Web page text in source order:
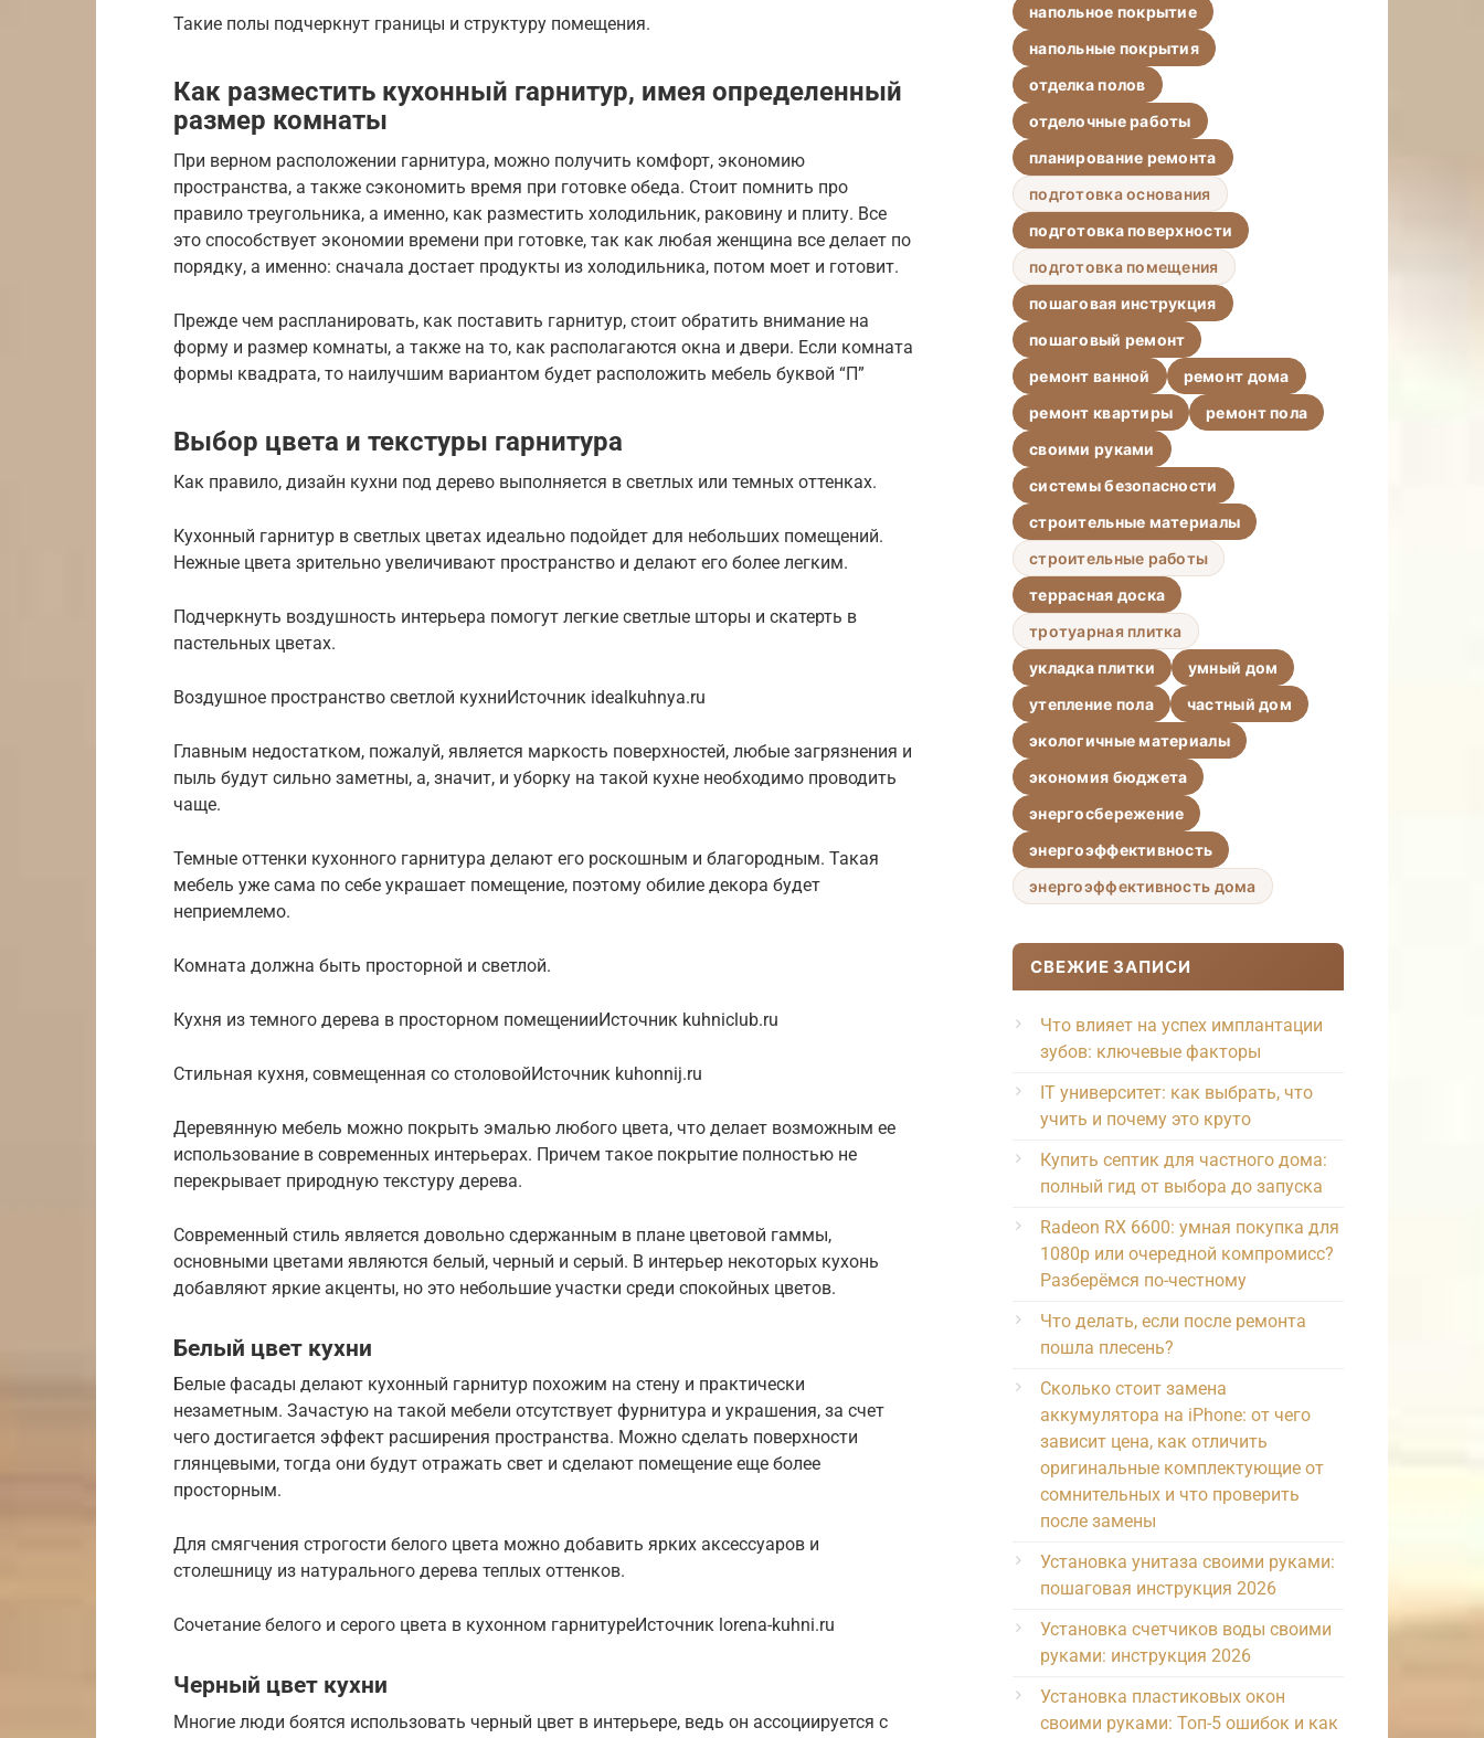
Такие полы подчеркнут границы и структуру помещения.
Как разместить кухонный гарнитур, имея определенный
размер комнаты
При верном расположении гарнитура, можно получить комфорт, экономию
пространства, а также сэкономить время при готовке обеда. Стоит помнить про
правило треугольника, а именно, как разместить холодильник, раковину и плиту. Все
это способствует экономии времени при готовке, так как любая женщина все делает по
порядку, а именно: сначала достает продукты из холодильника, потом моет и готовит.
Прежде чем распланировать, как поставить гарнитур, стоит обратить внимание на
форму и размер комнаты, а также на то, как располагаются окна и двери. Если комната
формы квадрата, то наилучшим вариантом будет расположить мебель буквой “П”
Выбор цвета и текстуры гарнитура
Как правило, дизайн кухни под дерево выполняется в светлых или темных оттенках.
Кухонный гарнитур в светлых цветах идеально подойдет для небольших помещений.
Нежные цвета зрительно увеличивают пространство и делают его более легким.
Подчеркнуть воздушность интерьера помогут легкие светлые шторы и скатерть в
пастельных цветах.
Воздушное пространство светлой кухниИсточник idealkuhnya.ru
Главным недостатком, пожалуй, является маркость поверхностей, любые загрязнения и
пыль будут сильно заметны, а, значит, и уборку на такой кухне необходимо проводить
чаще.
Темные оттенки кухонного гарнитура делают его роскошным и благородным. Такая
мебель уже сама по себе украшает помещение, поэтому обилие декора будет
неприемлемо.
Комната должна быть просторной и светлой.
Кухня из темного дерева в просторном помещенииИсточник kuhniclub.ru
Стильная кухня, совмещенная со столовойИсточник kuhonnij.ru
Деревянную мебель можно покрыть эмалью любого цвета, что делает возможным ее
использование в современных интерьерах. Причем такое покрытие полностью не
перекрывает природную текстуру дерева.
Современный стиль является довольно сдержанным в плане цветовой гаммы,
основными цветами являются белый, черный и серый. В интерьер некоторых кухонь
добавляют яркие акценты, но это небольшие участки среди спокойных цветов.
Белый цвет кухни
Белые фасады делают кухонный гарнитур похожим на стену и практически
незаметным. Зачастую на такой мебели отсутствует фурнитура и украшения, за счет
чего достигается эффект расширения пространства. Можно сделать поверхности
глянцевыми, тогда они будут отражать свет и сделают помещение еще более
просторным.
Для смягчения строгости белого цвета можно добавить ярких аксессуаров и
столешницу из натурального дерева теплых оттенков.
Сочетание белого и серого цвета в кухонном гарнитуреИсточник lorena-kuhni.ru
Черный цвет кухни
Многие люди боятся использовать черный цвет в интерьере, ведь он ассоциируется с
напольное покрытие
напольные покрытия
отделка полов
отделочные работы
планирование ремонта
подготовка основания
подготовка поверхности
подготовка помещения
пошаговая инструкция
пошаговый ремонт
ремонт ванной
ремонт дома
ремонт квартиры
ремонт пола
своими руками
системы безопасности
строительные материалы
строительные работы
террасная доска
тротуарная плитка
укладка плитки
умный дом
утепление пола
частный дом
экологичные материалы
экономия бюджета
энергосбережение
энергоэффективность
энергоэффективность дома
СВЕЖИЕ ЗАПИСИ
Что влияет на успех имплантации
зубов: ключевые факторы
IT университет: как выбрать, что
учить и почему это круто
Купить септик для частного дома:
полный гид от выбора до запуска
Radeon RX 6600: умная покупка для
1080p или очередной компромисс?
Разберёмся по-честному
Что делать, если после ремонта
пошла плесень?
Сколько стоит замена
аккумулятора на iPhone: от чего
зависит цена, как отличить
оригинальные комплектующие от
сомнительных и что проверить
после замены
Установка унитаза своими руками:
пошаговая инструкция 2026
Установка счетчиков воды своими
руками: инструкция 2026
Установка пластиковых окон
своими руками: Топ-5 ошибок и как